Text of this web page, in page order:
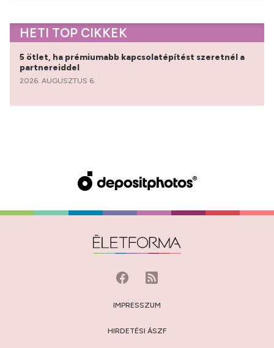
HETI TOP CIKKEK
5 ötlet, ha prémiumabb kapcsolatépítést szeretnél a
partnereiddel
2026. AUGUSZTUS 6.
IMPRESSZUM
HIRDETÉSI ÁSZF